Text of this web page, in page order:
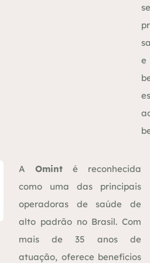
e
A Omint é reconhecida
como uma das principais
operadoras de saúde de
alto padrão no Brasil. Com
mais de 35 anos de
atuação, oferece benefícios